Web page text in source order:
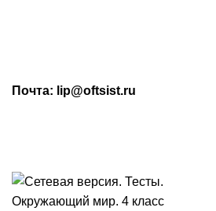
Почта: lip@oftsist.ru